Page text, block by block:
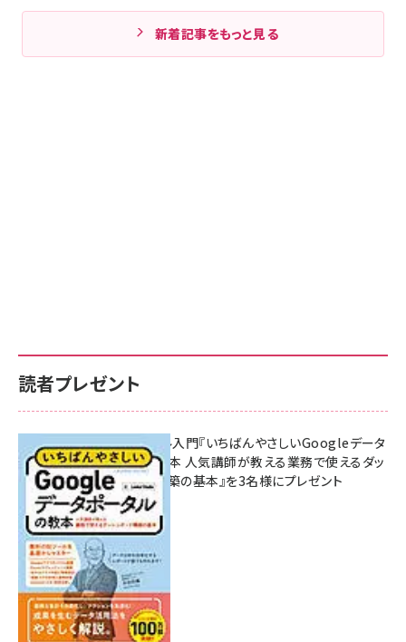
新着記事をもっと見る
読者プレゼント
無料BIツール入門『いちばんやさしいGoogleデータ
ポータルの教本 人気講師が教える業務で使えるダッ
シュボード構築の基本』を3名様にプレゼント
7月31日 10:00